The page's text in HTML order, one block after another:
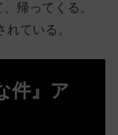
帰ってくる。
ている。
件』ア